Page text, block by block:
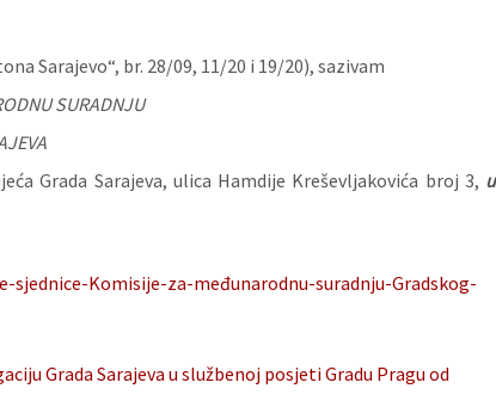
Sarajevo“, br. 28/09, 11/20 i 19/20), sazivam
SURADNJU
Grada Sarajeva, ulica Hamdije Kreševljakovića broj 3, u
Komisije-za-međunarodnu-suradnju-Gradskog-
Grada Sarajeva u službenoj posjeti Gradu Pragu od